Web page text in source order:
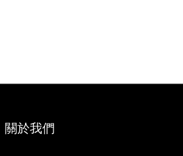
關於我們